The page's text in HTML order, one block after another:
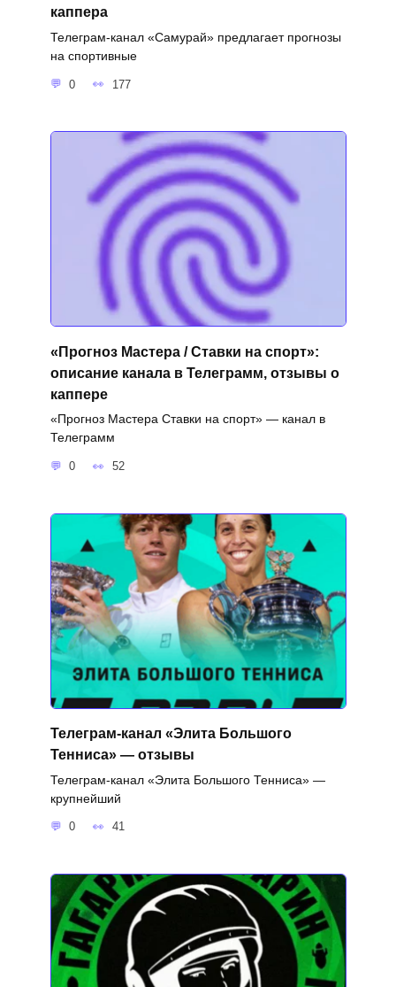
каппера
Телеграм-канал «Самурай» предлагает прогнозы
на спортивные
0 177
«Прогноз Мастера / Ставки на спорт»:
описание канала в Телеграмм, отзывы о
каппере
«Прогноз Мастера Ставки на спорт» — канал в
Телеграмм
0 52
Телеграм-канал «Элита Большого
Тенниса» — отзывы
Телеграм-канал «Элита Большого Тенниса» —
крупнейший
0 41